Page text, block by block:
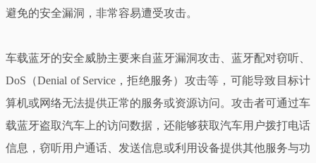
避免的安全漏洞，非常容易遭受攻击。
车载蓝牙的安全威胁主要来自蓝牙漏洞攻击、蓝牙配对窃听、
DoS（Denial of Service，拒绝服务）攻击等，可能导致目标计
算机或网络无法提供正常的服务或资源访问。攻击者可通过车
载蓝牙盗取汽车上的访问数据，还能够获取汽车用户拨打电话
信息，窃听用户通话、发送信息或利用设备提供其他服务与功